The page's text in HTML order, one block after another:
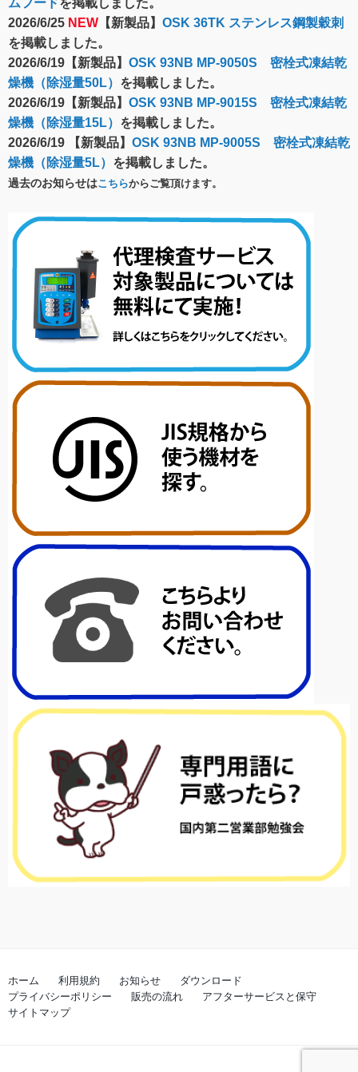
ムフードを掲載しました。
2026/6/25 NEW 【新製品】 OSK 36TK ステンレス鋼製穀刺
を掲載しました。
2026/6/19【新製品】 OSK 93NB MP-9050S 密栓式凍結乾
燥機（除湿量50L） を掲載しました。
2026/6/19【新製品】 OSK 93NB MP-9015S 密栓式凍結乾
燥機（除湿量15L） を掲載しました。
2026/6/19 【新製品】 OSK 93NB MP-9005S 密栓式凍結乾
燥機（除湿量5L） を掲載しました。
過去のお知らせはこちらからご覧頂けます。
ホーム 利用規約 お知らせ
ダウンロード
プライバシーポリシー
販売の流れ
アフターサービスと保守
サイトマップ